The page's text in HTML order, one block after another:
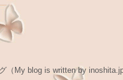
（My blog is written by